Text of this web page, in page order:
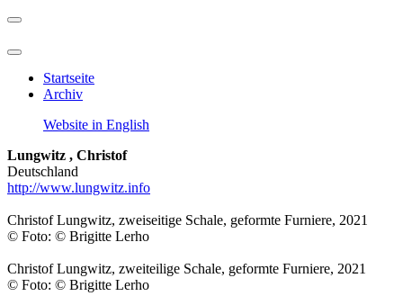
Startseite
Archiv
Website in English
Lungwitz , Christof
Deutschland
http://www.lungwitz.info
Christof Lungwitz, zweiseitige Schale, geformte Furniere, 2021
© Foto: © Brigitte Lerho
Christof Lungwitz, zweiteilige Schale, geformte Furniere, 2021
© Foto: © Brigitte Lerho